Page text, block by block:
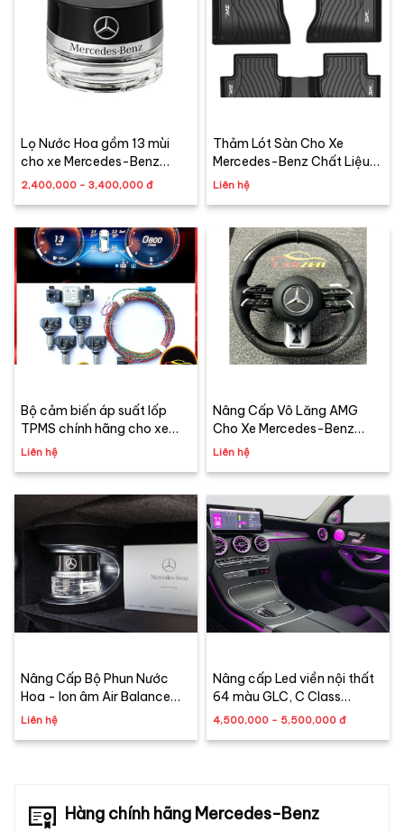
Lọ Nước Hoa gồm 13 mùi
cho xe Mercedes-Benz
Chính Hãng 100%
2,400,000 - 3,400,000 đ
Thảm Lót Sàn Cho Xe
Mercedes-Benz Chất Liệu
Nhựa TPE Đúc Khuôn Cao
Liên hệ
Bộ cảm biến áp suất lốp
TPMS chính hãng cho xe
Mercedes-Benz
Liên hệ
Nâng Cấp Vô Lăng AMG
Cho Xe Mercedes-Benz
2006 – 2025 | Carzen
Liên hệ
Nâng Cấp Bộ Phun Nước
Hoa - Ion âm Air Balance
Package Mercedes-Benz
Liên hệ
Nâng cấp Led viền nội thất
64 màu GLC, C Class
(C200, C250, C300, GLC
4,500,000 - 5,500,000 đ
Hàng chính hãng Mercedes-Benz